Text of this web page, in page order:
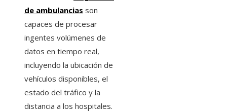
de ambulancias son
capaces de procesar
ingentes volúmenes de
datos en tiempo real,
incluyendo la ubicación de
vehículos disponibles, el
estado del tráfico y la
distancia a los hospitales.